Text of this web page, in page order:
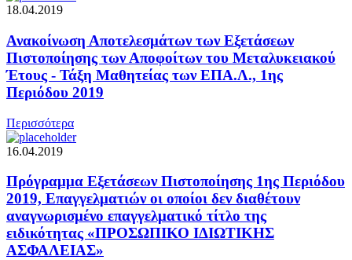
18.04.2019
Ανακοίνωση Αποτελεσμάτων των Εξετάσεων
Πιστοποίησης των Αποφοίτων του Μεταλυκειακού
Έτους - Τάξη Μαθητείας των ΕΠΑ.Λ., 1ης
Περιόδου 2019
Περισσότερα
16.04.2019
Πρόγραμμα Εξετάσεων Πιστοποίησης 1ης Περιόδου
2019, Επαγγελματιών οι οποίοι δεν διαθέτουν
αναγνωρισμένο επαγγελματικό τίτλο της
ειδικότητας «ΠΡΟΣΩΠΙΚΟ ΙΔΙΩΤΙΚΗΣ
ΑΣΦΑΛΕΙΑΣ»